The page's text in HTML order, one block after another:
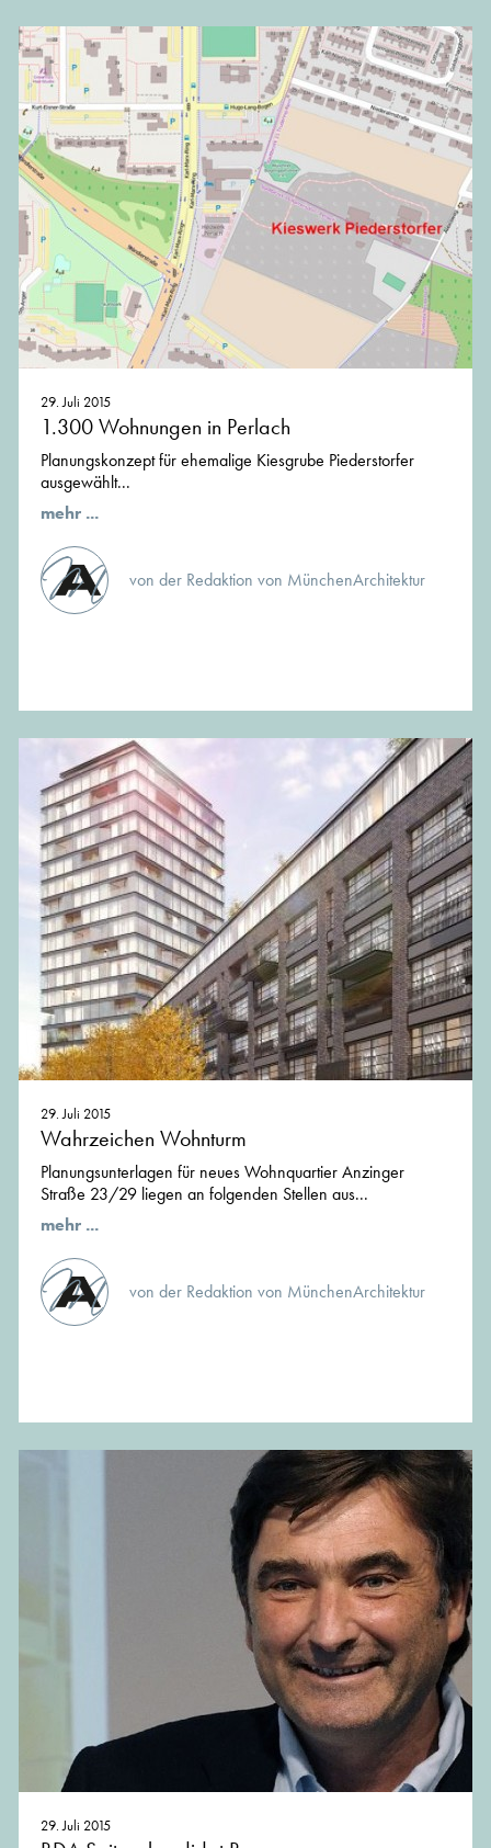
29. Juli 2015
1.300 Wohnungen in Perlach
Planungskonzept für ehemalige Kiesgrube Piederstorfer
ausgewählt...
mehr ...
von der Redaktion von MünchenArchitektur
29. Juli 2015
Wahrzeichen Wohnturm
Planungsunterlagen für neues Wohnquartier Anzinger
Straße 23/29 liegen an folgenden Stellen aus...
mehr ...
von der Redaktion von MünchenArchitektur
29. Juli 2015